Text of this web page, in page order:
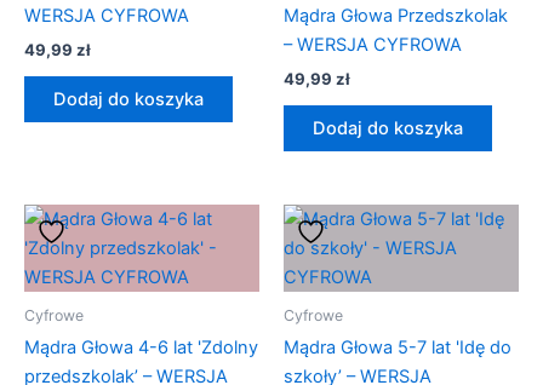
WERSJA CYFROWA
49,99 zł
Dodaj do koszyka
Mądra Głowa Przedszkolak
– WERSJA CYFROWA
49,99 zł
Dodaj do koszyka
Cyfrowe
Mądra Głowa 4-6 lat 'Zdolny
przedszkolak’ – WERSJA
Cyfrowe
Mądra Głowa 5-7 lat 'Idę do
szkoły’ – WERSJA